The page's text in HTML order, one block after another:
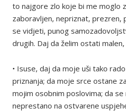
to najgore zlo koje bi me moglo
zaboravljen, nepriznat, prezren,
se vidjeti, punog
drugih. Daj da želim ostati malen,
• Isuse, daj da moje uši tako
priznanja; da moje srce ostane
mojim osobnim poslovima; da se
neprestano na ostvarene